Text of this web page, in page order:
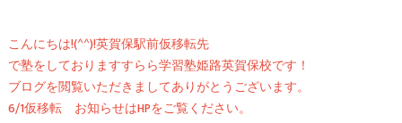
こんにちは!(^^)!英賀保駅前仮移転先
で塾をしておりますすらら学習塾姫路英賀保校です！
ブログを閲覧いただきましてありがとうございます。
6/1仮移転 お知らせはHPをご覧ください。